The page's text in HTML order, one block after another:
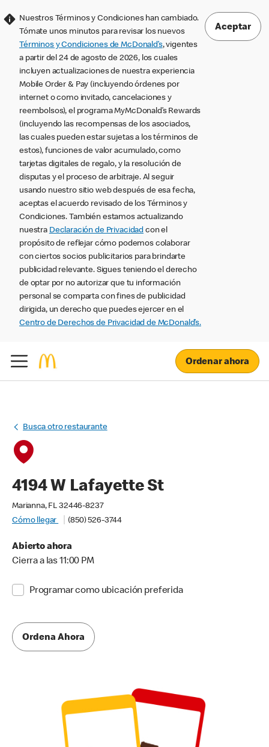
Nuestros Términos y Condiciones han cambiado.
Tómate unos minutos para revisar los nuevos
Términos y Condiciones de McDonald’s, vigentes
a partir del 24 de agosto de 2026, los cuales
incluyen actualizaciones de nuestra experiencia
Mobile Order & Pay (incluyendo órdenes por
internet o como invitado, cancelaciones y
reembolsos), el programa MyMcDonald’s Rewards
(incluyendo las recompensas de los asociados,
las cuales pueden estar sujetas a los términos de
estos), funciones de valor acumulado, como
tarjetas digitales de regalo, y la resolución de
disputas y el proceso de arbitraje. Al seguir
usando nuestro sitio web después de esa fecha,
aceptas el acuerdo revisado de los Términos y
Condiciones. También estamos actualizando
nuestra Declaración de Privacidad con el
propósito de reflejar cómo podemos colaborar
con ciertos socios publicitarios para brindarte
publicidad relevante. Sigues teniendo el derecho
de optar por no autorizar que tu información
personal se comparta con fines de publicidad
dirigida, un derecho que puedes ejercer en el
Centro de Derechos de Privacidad de McDonald’s.
Aceptar
Ordenar ahora
Busca otro restaurante
4194 W Lafayette St
Marianna, FL 32446-8237
Cómo llegar
(850) 526-3744
Abierto ahora
Cierra a las 11:00 PM
Programar como ubicación preferida
Ordena Ahora